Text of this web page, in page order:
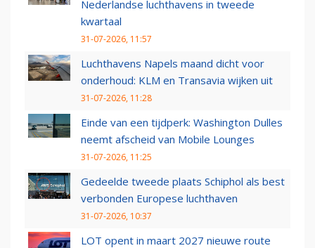
Nederlandse luchthavens in tweede
kwartaal
31-07-2026, 11:57
Luchthavens Napels maand dicht voor
onderhoud: KLM en Transavia wijken uit
31-07-2026, 11:28
Einde van een tijdperk: Washington Dulles
neemt afscheid van Mobile Lounges
31-07-2026, 11:25
Gedeelde tweede plaats Schiphol als best
verbonden Europese luchthaven
31-07-2026, 10:37
LOT opent in maart 2027 nieuwe route